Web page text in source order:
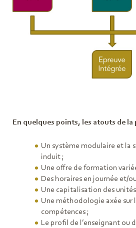
En quelques points, les atouts de
Un système modulaire et la
induit ;
Une offre de formation
Des horaires en journée et/
Une capitalisation des
Une méthodologie axée sur
compétences ;
Le profil de l’enseignant ou